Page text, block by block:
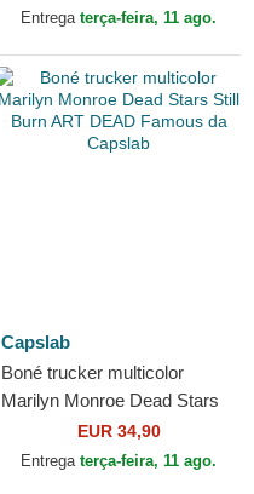
Farm Red Hat The Farm
Entrega terça-feira, 11 ago.
Capslab
Boné trucker multicolor
Marilyn Monroe Dead Stars
Still Burn ART DEAD
Famous da Capslab
EUR 34,90
Entrega terça-feira, 11 ago.